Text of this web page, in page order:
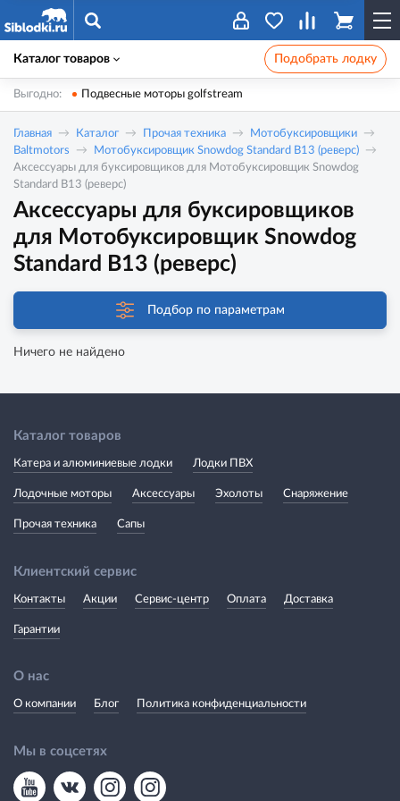
Каталог товаров Подобрать лодку
Выгодно: Подвесные моторы golfstream
Главная Каталог Прочая техника
Мотобуксировщики
Baltmotors
Мотобуксировщик Snowdog Standard B13 (реверс)
Аксессуары для буксировщиков для Мотобуксировщик Snowdog
Standard B13 (реверс)
Аксессуары для буксировщиков
для Мотобуксировщик Snowdog
Standard B13 (реверс)
Подбор по параметрам
Ничего не найдено
Каталог товаров
Катера и алюминиевые лодки Лодки ПВХ
Лодочные моторы Аксессуары Эхолоты Снаряжение
Прочая техника Сапы
Клиентский сервис
Контакты Акции Сервис-центр Оплата Доставка
Гарантии
О нас
О компании Блог Политика конфиденциальности
Мы в соцсетях